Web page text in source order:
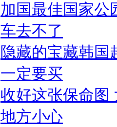
加国最佳国家公
车去不了
隐藏的宝藏韩国
一定要买
收好这张保命图
地方小心